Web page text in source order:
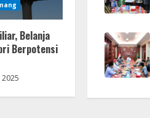
Belanja
Berpotensi